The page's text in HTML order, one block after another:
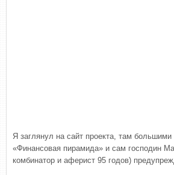
Я заглянул на сайт проекта, там большими
«Финансовая пирамида» и сам господин
комбинатор и аферист 95 годов)